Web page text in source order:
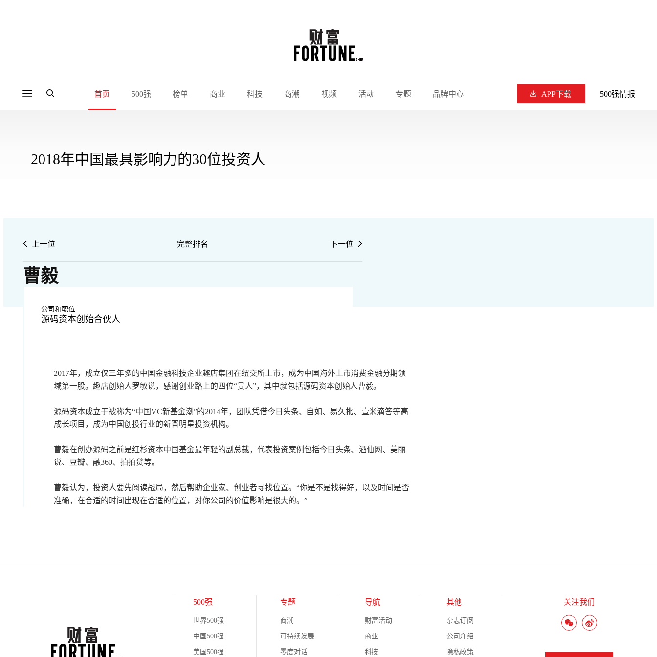
首页 500强 榜单 商业 科技 商潮 视频 活动 专题 品牌中心 APP下载 500强情报
2018年中国最具影响力的30位投资人
上一位 完整排名 下一位
曹毅
公司和职位
源码资本创始合伙人
2017年，成立仅三年多的中国金融科技企业趣店集团在纽交所上市，成为中国海外上市消费金融分期领
域第一股。趣店创始人罗敏说，感谢创业路上的四位“贵人”，其中就包括源码资本创始人曹毅。
源码资本成立于被称为“中国VC新基金潮”的2014年，团队凭借今日头条、自如、易久批、壹米滴答等高
成长项目，成为中国创投行业的新晋明星投资机构。
曹毅在创办源码之前是红杉资本中国基金最年轻的副总裁，代表投资案例包括今日头条、酒仙网、美丽
说、豆瓣、融360、拍拍贷等。
曹毅认为，投资人要先阅读战局，然后帮助企业家、创业者寻找位置。“你是不是找得好，以及时间是否
准确，在合适的时间出现在合适的位置，对你公司的价值影响是很大的。”
500强
世界500强
中国500强
美国500强
专题
商潮
可持续发展
零度对话
导航
财富活动
商业
科技
其他
杂志订阅
公司介绍
隐私政策
关注我们